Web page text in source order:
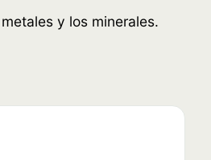
y los minerales.